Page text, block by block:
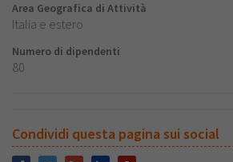
Area Geografica di Attività
Italia e estero
Numero di dipendenti
80
Condividi questa pagina sui social